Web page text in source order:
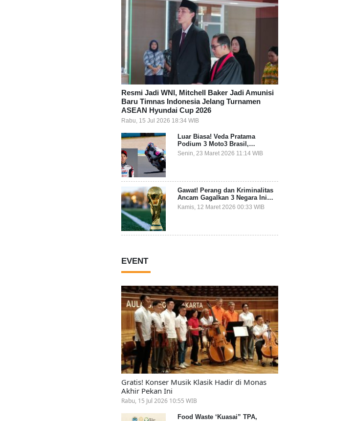
Resmi Jadi WNI, Mitchell Baker Jadi Amunisi
Baru Timnas Indonesia Jelang Turnamen
ASEAN Hyundai Cup 2026
Rabu, 15 Jul 2026 18:34 WIB
Luar Biasa! Veda Pratama
Podium 3 Moto3 Brasil,
Pembalap Indonesia Pertama
Juara Grand Prix
Senin, 23 Maret 2026 11:14 WIB
Gawat! Perang dan Kriminalitas
Ancam Gagalkan 3 Negara Ini
Ikut Piala Dunia 2026
Kamis, 12 Maret 2026 00:33 WIB
EVENT
Gratis! Konser Musik Klasik Hadir di Monas
Akhir Pekan Ini
Rabu, 15 Jul 2026 10:55 WIB
Food Waste ‘Kuasai” TPA,